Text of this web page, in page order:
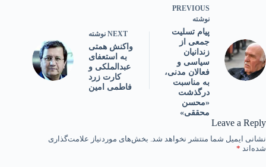
PREVIOUS
نوشته
پیام تسلیت
جمعی از
زندانیان
سیاسی و
فعالان مدنی،
به مناسبت
درگذشت
«محسن
محققی»
NEXT نوشته
واکنش همتی
به استعفای
عبدالملکی و
کارت زرد
فاطمی امین
Leave a Reply
نشانی ایمیل شما منتشر نخواهد شد. بخش‌های موردنیاز علامت‌گذاری
شده‌اند *